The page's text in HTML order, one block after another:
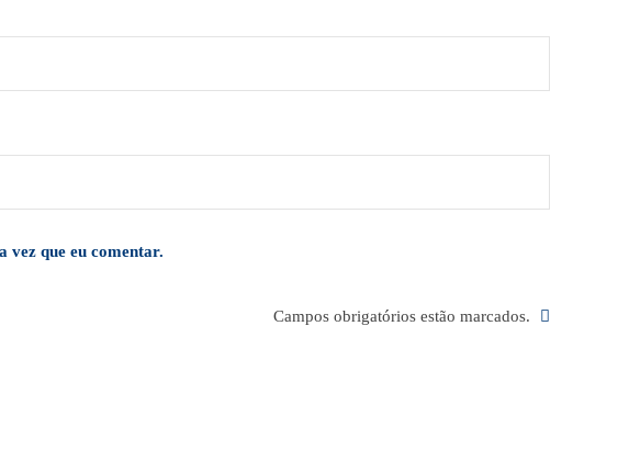
vez que eu comentar.
Campos obrigatórios estão marcados.